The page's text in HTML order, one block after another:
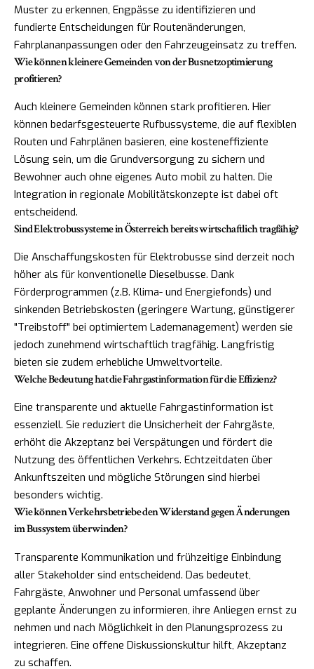
Muster zu erkennen, Engpässe zu identifizieren und
fundierte Entscheidungen für Routenänderungen,
Fahrplananpassungen oder den Fahrzeugeinsatz zu treffen.
Wie können kleinere Gemeinden von der Busnetzoptimierung
profitieren?
Auch kleinere Gemeinden können stark profitieren. Hier
können bedarfsgesteuerte Rufbussysteme, die auf flexiblen
Routen und Fahrplänen basieren, eine kosteneffiziente
Lösung sein, um die Grundversorgung zu sichern und
Bewohner auch ohne eigenes Auto mobil zu halten. Die
Integration in regionale Mobilitätskonzepte ist dabei oft
entscheidend.
Sind Elektrobussysteme in Österreich bereits wirtschaftlich tragfähig?
Die Anschaffungskosten für Elektrobusse sind derzeit noch
höher als für konventionelle Dieselbusse. Dank
Förderprogrammen (z.B. Klima- und Energiefonds) und
sinkenden Betriebskosten (geringere Wartung, günstigerer
"Treibstoff" bei optimiertem Lademanagement) werden sie
jedoch zunehmend wirtschaftlich tragfähig. Langfristig
bieten sie zudem erhebliche Umweltvorteile.
Welche Bedeutung hat die Fahrgastinformation für die Effizienz?
Eine transparente und aktuelle Fahrgastinformation ist
essenziell. Sie reduziert die Unsicherheit der Fahrgäste,
erhöht die Akzeptanz bei Verspätungen und fördert die
Nutzung des öffentlichen Verkehrs. Echtzeitdaten über
Ankunftszeiten und mögliche Störungen sind hierbei
besonders wichtig.
Wie können Verkehrsbetriebe den Widerstand gegen Änderungen
im Bussystem überwinden?
Transparente Kommunikation und frühzeitige Einbindung
aller Stakeholder sind entscheidend. Das bedeutet,
Fahrgäste, Anwohner und Personal umfassend über
geplante Änderungen zu informieren, ihre Anliegen ernst zu
nehmen und nach Möglichkeit in den Planungsprozess zu
integrieren. Eine offene Diskussionskultur hilft, Akzeptanz
zu schaffen.